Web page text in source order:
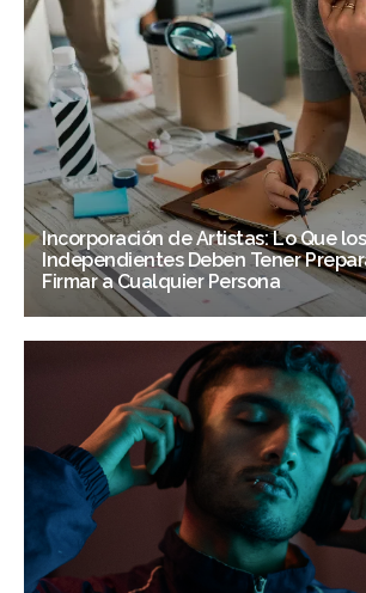
Incorporación de Artistas: Lo Que
Independientes Deben Tener
Firmar a Cualquier Persona